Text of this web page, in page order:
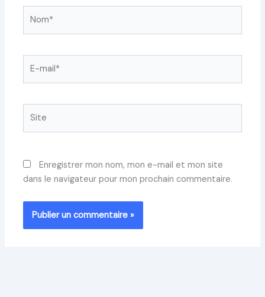
mail*
Enregistrer mon nom, mon e-mail et mon site
dans le navigateur pour mon prochain commentaire.